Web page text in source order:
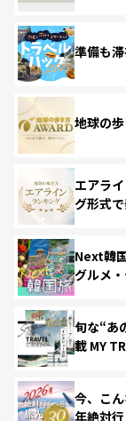
準備も
地球の
エアラ
グ形式
Next韓
グルメ
旬な“あ
載 MY
今、こ
年絶対